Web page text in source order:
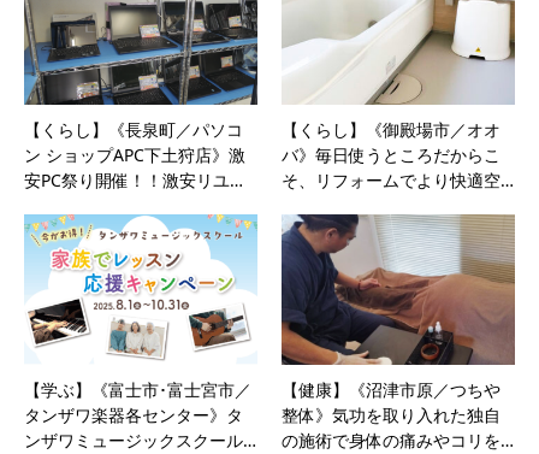
【くらし】《長泉町／パソコ
ン ショップAPC下土狩店》激
安PC祭り開催！！激安リユ…
【くらし】《御殿場市／オオ
バ》毎日使うところだからこ
そ、リフォームでより快適空…
【学ぶ】《富士市･富士宮市／
タンザワ楽器各センター》タ
ンザワミュージックスクール…
【健康】《沼津市原／つちや
整体》気功を取り入れた独自
の施術で身体の痛みやコリを…